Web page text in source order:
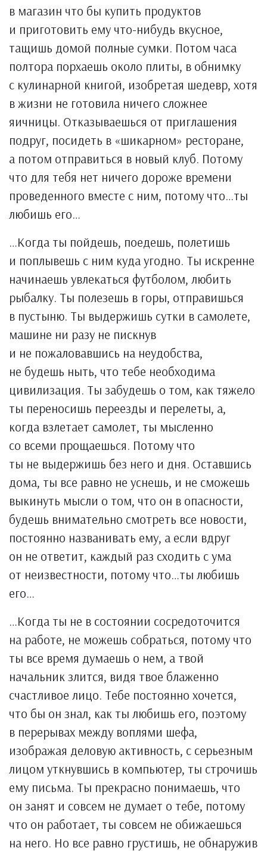
в магазин что бы купить продуктов
и приготовить ему что-нибудь вкусное,
тащишь домой полные сумки. Потом часа
полтора порхаешь около плиты, в обнимку
с кулинарной книгой, изобретая шедевр, хотя
в жизни не готовила ничего сложнее
яичницы. Отказываешься от приглашения
подруг, посидеть в «шикарном» ресторане,
а потом отправиться в новый клуб. Потому
что для тебя нет ничего дороже времени
проведенного вместе с ним, потому что…ты
любишь его…
…Когда ты пойдешь, поедешь, полетишь
и поплывешь с ним куда угодно. Ты искренне
начинаешь увлекаться футболом, любить
рыбалку. Ты полезешь в горы, отправишься
в пустыню. Ты выдержишь сутки в самолете,
машине ни разу не пискнув
и не пожаловавшись на неудобства,
не будешь ныть, что тебе необходима
цивилизация. Ты забудешь о том, как тяжело
ты переносишь переезды и перелеты, а,
когда взлетает самолет, ты мысленно
со всеми прощаешься. Потому что
ты не выдержишь без него и дня. Оставшись
дома, ты все равно не уснешь, и не сможешь
выкинуть мысли о том, что он в опасности,
будешь внимательно смотреть все новости,
постоянно названивать ему, а если вдруг
он не ответит, каждый раз сходить с ума
от неизвестности, потому что…ты любишь
его…
…Когда ты не в состоянии сосредоточится
на работе, не можешь собраться, потому что
ты все время думаешь о нем, а твой
начальник злится, видя твое блаженно
счастливое лицо. Тебе постоянно хочется,
что бы он знал, как ты любишь его, поэтому
в перерывах между воплями шефа,
изображая деловую активность, с серьезным
лицом уткнувшись в компьютер, ты строчишь
ему письма. Ты прекрасно понимаешь, что
он занят и совсем не думает о тебе, потому
что он работает, ты совсем не обижаешься
на него. Но все равно грустишь, не обнаружив